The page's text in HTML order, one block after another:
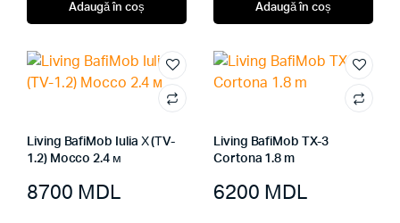
Adaugă în coș Adaugă în coș
Living BafiMob Iulia Х (ТV-
1.2) Mocco 2.4 м
8700 MDL
Living BafiMob TX-3
Cortona 1.8 m
6200 MDL